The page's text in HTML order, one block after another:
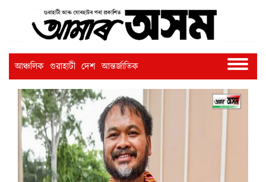
আঞ্চলিক গুৱাহাটী দেশ আন্তৰ্জাতিক